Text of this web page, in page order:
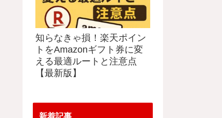
知らなきゃ損！楽天ポイン
トをAmazonギフト券に変
える最適ルートと注意点
【最新版】
新着記事